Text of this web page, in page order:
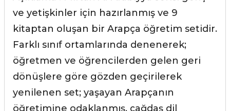
ve yetişkinler için hazırlanmış ve 9
kitaptan oluşan bir Arapça öğretim setidir.
Farklı sınıf ortamlarında denenerek;
öğretmen ve öğrencilerden gelen geri
dönüşlere göre gözden geçirilerek
yenilenen set; yaşayan Arapçanın
öğretimine odaklanmış, çağdaş dil